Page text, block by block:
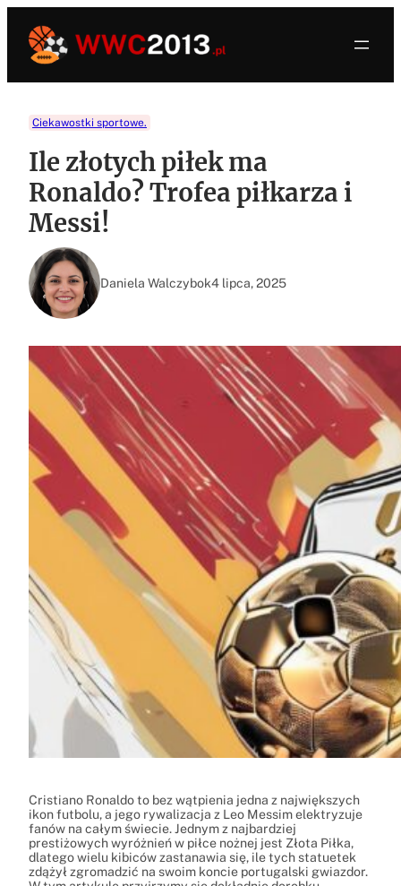
treści
Ciekawostki sportowe.
Ile złotych piłek ma
Ronaldo? Trofea piłkarza i
Messi!
Daniela Walczybok4 lipca, 2025
Cristiano Ronaldo to bez wątpienia jedna z największych
ikon futbolu, a jego rywalizacja z Leo Messim elektryzuje
fanów na całym świecie. Jednym z najbardziej
prestiżowych wyróżnień w piłce nożnej jest Złota Piłka,
dlatego wielu kibiców zastanawia się, ile tych statuetek
zdążył zgromadzić na swoim koncie portugalski gwiazdor.